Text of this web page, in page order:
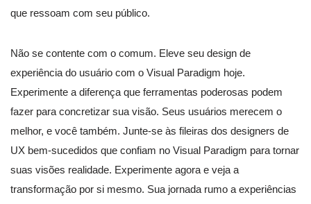
que ressoam com seu público.
Não se contente com o comum. Eleve seu design de
experiência do usuário com o Visual Paradigm hoje.
Experimente a diferença que ferramentas poderosas podem
fazer para concretizar sua visão. Seus usuários merecem o
melhor, e você também. Junte-se às fileiras dos designers de
UX bem-sucedidos que confiam no Visual Paradigm para tornar
suas visões realidade. Experimente agora e veja a
transformação por si mesmo. Sua jornada rumo a experiências